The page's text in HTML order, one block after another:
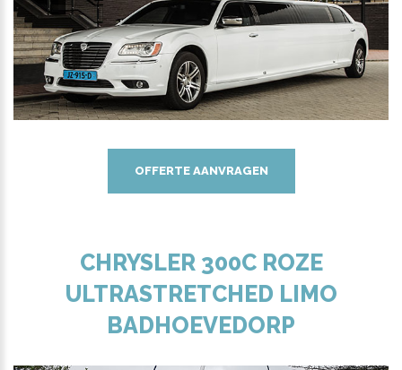
OFFERTE AANVRAGEN
CHRYSLER 300C ROZE
ULTRASTRETCHED LIMO
BADHOEVEDORP